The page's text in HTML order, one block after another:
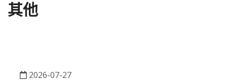
其他
2026-07-27